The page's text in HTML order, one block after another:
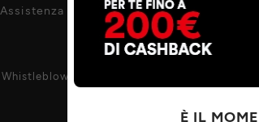
Assistenza post-vendita
Whistleblowing
È IL